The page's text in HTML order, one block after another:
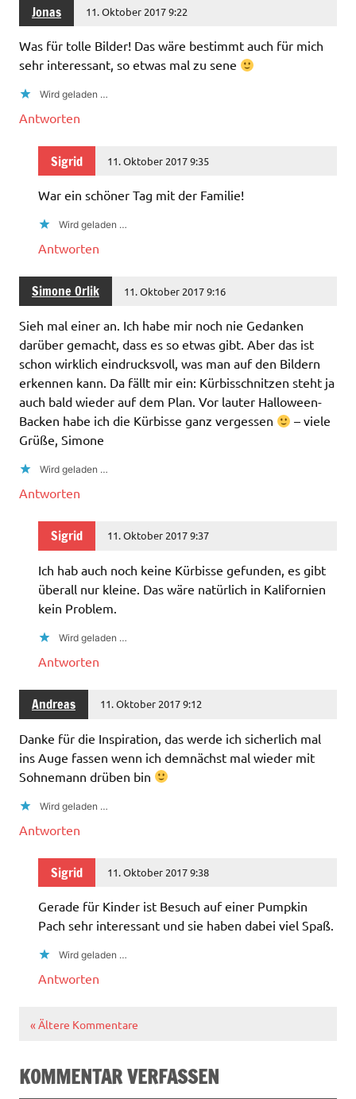
Jonas 11. Oktober 2017 9:22
Was für tolle Bilder! Das wäre bestimmt auch für mich
sehr interessant, so etwas mal zu sene
Wird geladen …
Antworten
Sigrid 11. Oktober 2017 9:35
War ein schöner Tag mit der Familie!
Wird geladen …
Antworten
Simone Orlik 11. Oktober 2017 9:16
Sieh mal einer an. Ich habe mir noch nie Gedanken
darüber gemacht, dass es so etwas gibt. Aber das ist
schon wirklich eindrucksvoll, was man auf den Bildern
erkennen kann. Da fällt mir ein: Kürbisschnitzen steht ja
auch bald wieder auf dem Plan. Vor lauter Halloween-
Backen habe ich die Kürbisse ganz vergessen
– viele
Grüße, Simone
Wird geladen …
Antworten
Sigrid 11. Oktober 2017 9:37
Ich hab auch noch keine Kürbisse gefunden, es gibt
überall nur kleine. Das wäre natürlich in Kalifornien
kein Problem.
Wird geladen …
Antworten
Andreas 11. Oktober 2017 9:12
Danke für die Inspiration, das werde ich sicherlich mal
ins Auge fassen wenn ich demnächst mal wieder mit
Sohnemann drüben bin
Wird geladen …
Antworten
Sigrid 11. Oktober 2017 9:38
Gerade für Kinder ist Besuch auf einer Pumpkin
Pach sehr interessant und sie haben dabei viel Spaß.
Wird geladen …
Antworten
« Ältere Kommentare
KOMMENTAR VERFASSEN